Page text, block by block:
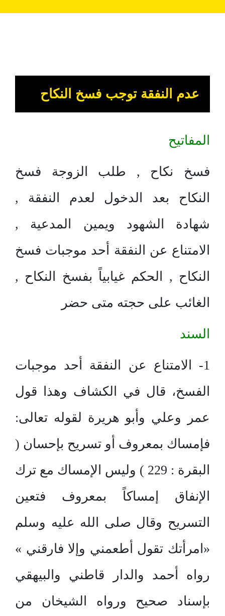
عدم النفقة توجب فسخ النكاح
المفاتيح
فسخ نكاح , طلب الزوجة فسخ
النكاح بعد الدخول لعدم النفقة ,
شهادة الشهود ويمين المدعية ,
الامتناع عن النفقة أحد موجبات فسخ
النكاح , الحكم غيابياً بفسخ النكاح ,
الغائب على حجته متى حضر
السند
1- الامتناع عن النفقة أحد موجبات
الفسخ، قال في الكشاف وهذا قول
عمر وعلي وأبو هريرة لقوله تعالى:
فإمساك بمعروف أو تسريح بإحسان (
البقرة : 229 ) وليس الإمساك مع ترك
الإنفاق إمساكاً بمعروف فتعين
التسريح وقال صلى الله عليه وسلم
«امرأتك تقول أطعمني وإلا فارقني »
رواه أحمد والدار قاطني والبيهقي
بإسناد صحيح ورواه الشيخان من